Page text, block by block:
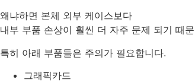
왜냐하면 본체 외부 케이스보다
내부 부품 손상이 훨씬 더 자주 문제 되기 때
특히 아래 부품들은 주의가 필요합니다.
그래픽카드